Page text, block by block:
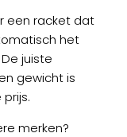
een racket dat
het
juiste
gewicht is
merken?